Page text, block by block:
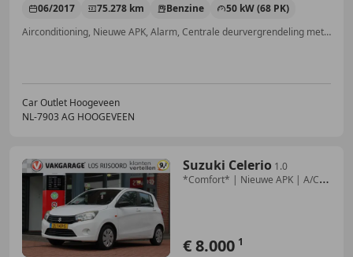
06/2017 75.278 km Benzine
50 kW (68 PK)
Airconditioning, Nieuwe APK, Alarm, Centrale deurvergrendeling met afstandsbediening, Bluetooth, Multifunctioneel stuurwiel, Emergency Brake Assist, Zij-airbags
Car Outlet Hoogeveen
NL-7903 AG HOOGEVEEN
Suzuki Celerio 1.0
*Comfort* | Nieuwe APK | A/C |
€ 8.000 1